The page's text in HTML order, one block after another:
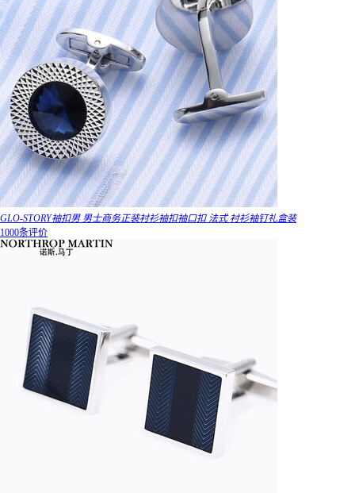
GLO-STORY袖扣男 男士商务正装衬衫袖扣袖口扣 法式 衬衫袖钉礼盒装
1000条评价